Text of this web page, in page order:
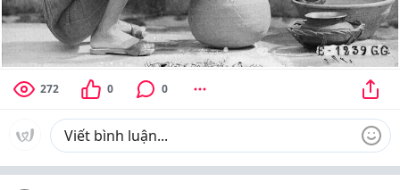
272 0 0